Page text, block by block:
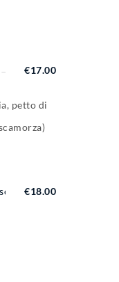
€17.00
petto di
€18.00